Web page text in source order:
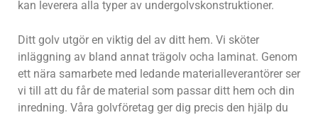
kan leverera alla typer av undergolvskonstruktioner.
Ditt golv utgör en viktig del av ditt hem. Vi sköter
inläggning av bland annat trägolv ocha laminat. Genom
ett nära samarbete med ledande materialleverantörer ser
vi till att du får de material som passar ditt hem och din
inredning. Våra golvföretag ger dig precis den hjälp du